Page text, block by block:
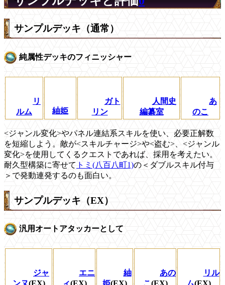
サンプルデッキ（通常）
純属性デッキのフィニッシャー
リ
ルム
紬姫
ガト
リン
人間史
編纂室
あ
のこ
<ジャンル変化>やパネル連結系スキルを使い、必要正解数
を短縮しよう。敵が<スキルチャージ>や<盗む>、<ジャンル
変化>を使用してくるクエストであれば、採用を考えたい。
耐久型構築に寄せて トミ(八百八町1)の＜ダブルスキル付与
＞で発動連発するのも面白い。
サンプルデッキ（EX）
汎用オートアタッカーとして
ジャ
エニ
紬
あの
リル